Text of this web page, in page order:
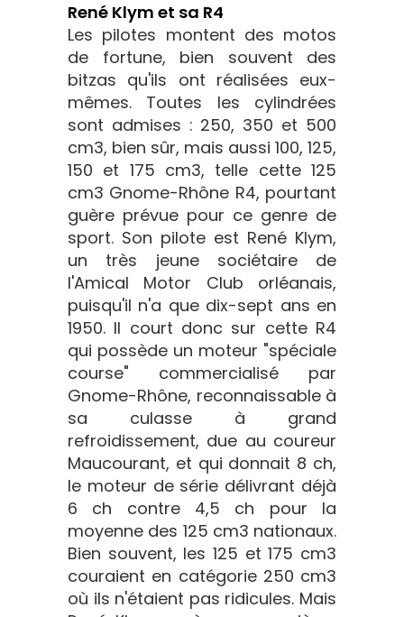
René Klym et sa R4
Les pilotes montent des motos
de fortune, bien souvent des
bitzas qu'ils ont réalisées eux-
mêmes. Toutes les cylindrées
sont admises : 250, 350 et 500
cm3, bien sûr, mais aussi 100, 125,
150 et 175 cm3, telle cette 125
cm3 Gnome-Rhône R4, pourtant
guère prévue pour ce genre de
sport. Son pilote est René Klym,
un très jeune sociétaire de
l'Amical Motor Club orléanais,
puisqu'il n'a que dix-sept ans en
1950. Il court donc sur cette R4
qui possède un moteur "spéciale
course" commercialisé par
Gnome-Rhône, reconnaissable à
sa culasse à grand
refroidissement, due au coureur
Maucourant, et qui donnait 8 ch,
le moteur de série délivrant déjà
6 ch contre 4,5 ch pour la
moyenne des 125 cm3 nationaux.
Bien souvent, les 125 et 175 cm3
couraient en catégorie 250 cm3
où ils n'étaient pas ridicules. Mais